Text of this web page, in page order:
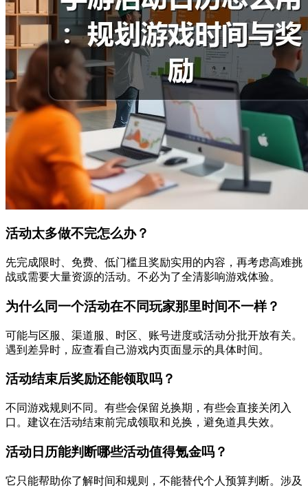
活动太多做不完怎么办？
先完成限时、免费、低门槛且奖励实用的内容，再考虑高难挑
战或需要大量资源的活动。不必为了全清影响游戏体验。
为什么同一个活动在不同玩家那里时间不一样？
可能与区服、渠道服、时区、账号进度或活动分批开放有关。
遇到差异时，应查看自己游戏内页面显示的具体时间。
活动结束后奖励还能领取吗？
不同游戏规则不同。有些会保留兑换期，有些会直接关闭入
口。建议在活动结束前完成领取和兑换，避免道具失效。
活动日历能判断哪些活动值得氪金吗？
它只能帮助你了解时间和规则，不能替代个人预算判断。涉及